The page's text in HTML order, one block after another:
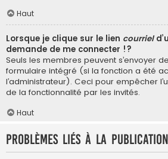
Haut
Lorsque je clique sur le lien courriel
demande de me connecter !?
Seuls les membres peuvent s’envoyer
formulaire intégré (si la fonction a été
l’administrateur). Ceci pour empêcher
de la fonctionnalité par les invités.
Haut
Problèmes liés à la publication